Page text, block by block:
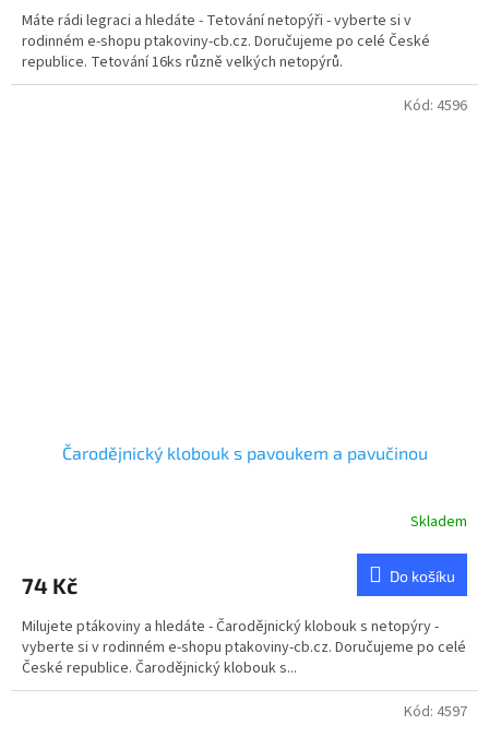
Máte rádi legraci a hledáte - Tetování netopýři - vyberte si v
rodinném e-shopu ptakoviny-cb.cz. Doručujeme po celé České
republice. Tetování 16ks různě velkých netopýrů.
Čarodějnický klobouk s pavoukem a pavučinou
Skladem
74 Kč Do košíku
Milujete ptákoviny a hledáte - Čarodějnický klobouk s netopýry -
vyberte si v rodinném e-shopu ptakoviny-cb.cz. Doručujeme po celé
České republice. Čarodějnický klobouk s...
Kód: 4596
Kód: 4597